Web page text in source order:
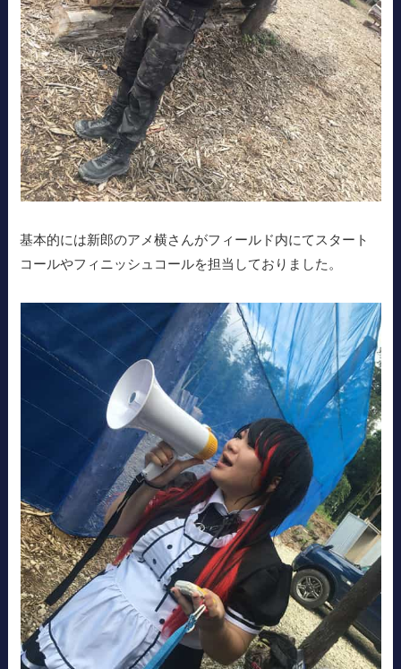
基本的には新郎のアメ横さんがフィールド内にてスタート
コールやフィニッシュコールを担当しておりました。